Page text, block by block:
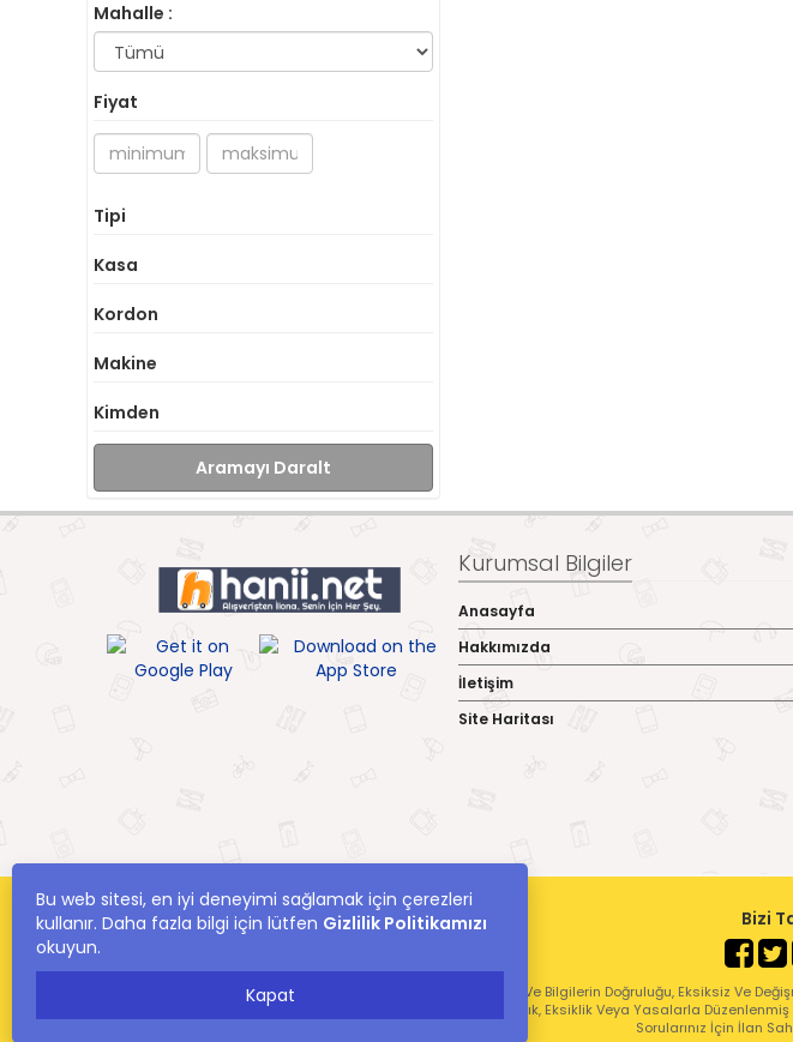
Mahalle :
Fiyat
Tipi
Kasa
Kordon
Makine
Kimden
Aramayı Daralt
Kurumsal Bilgiler
Anasayfa
Hakkımızda
İletişim
Site Haritası
Bizi
hanii.net Yer Alan Kullanıcıların Oluşturduğu Tüm İçerik, Görüş Ve Bilgilerin Doğruluğu, Eksiksiz Ve
Ve Bilgilerin Yanlışlık, Eksiklik Veya Yasalarla
Sorularınız İçin İlan
Bu web sitesi, en iyi deneyimi sağlamak için çerezleri
kullanır. Daha fazla bilgi için lütfen Gizlilik Politikamızı
okuyun.
Kapat